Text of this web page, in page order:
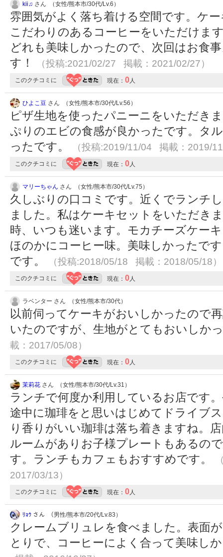
kii♫ さん （女性/熊本市/30代/Lv.6）
雰囲気がよく落ち着ける空間です。ケ
こだわりのあるコーヒーをいただけま
どれも美味しかったので、次回はお食
す！
（投稿:2021/02/27 掲載：2021/02/27）
このクチコミに 現在： 0人
ひよこ豆 さん （女性/熊本市/30代/Lv.56）
ピザ生地を使ったパニーニをいただき
ぷりのエビの食感が良かったです。タ
ったです。
（投稿:2019/11/04 掲載：2019/
このクチコミに 現在： 0人
マリーちゃん さん （女性/熊本市/30代/Lv.75）
久しぶりの口コミです。近くでランチ
ました。私はケーキセットをいただき
時、いつも迷います。モカチーズケー
ほのかにコーヒー味。美味しかったで
です。
（投稿:2018/05/18 掲載：2018/05/18）
このクチコミに 現在： 0人
ラベンター さん （女性/熊本市/30代）
以前伺ってケーキがおいしかったので
いたのですが、生地がとてもおいしか
載：2017/05/08）
このクチコミに 現在： 0人
茉莉花 さん （女性/熊本市/30代/Lv.31）
ランチで何度か利用しているお店です
途中に珈琲をと思いはじめてドライブ
り香りがいい珈琲は落ち着きますね。
ルームがありお子様プレートもあるの
す。ランチもカフェもおすすめです。
2017/03/13）
このクチコミに 現在： 0人
ﾘｮｳ さん （男性/熊本市/20代/Lv.83）
クレームブリュレを食べました。表面
とりで、コーヒーによく合って美味し